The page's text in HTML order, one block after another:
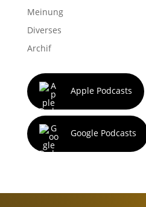
Meinung
Diverses
Archif
Apple Podcasts
Google Podcasts